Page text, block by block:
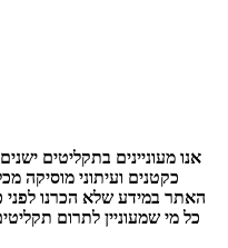
אנו מעוניינים בתקליטים
כקטנים ועיתוני מוסיקה
האתר במידע שלא הכרנו לפני
כל מי שמעוניין לתרום